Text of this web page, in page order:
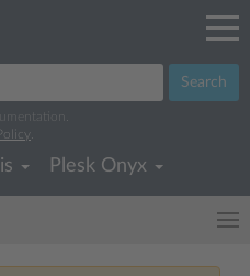
Search
Plesk Onyx